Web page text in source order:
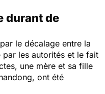
durant de
le décalage entre la
les autorités et le fait
une mère et sa fille
ont été